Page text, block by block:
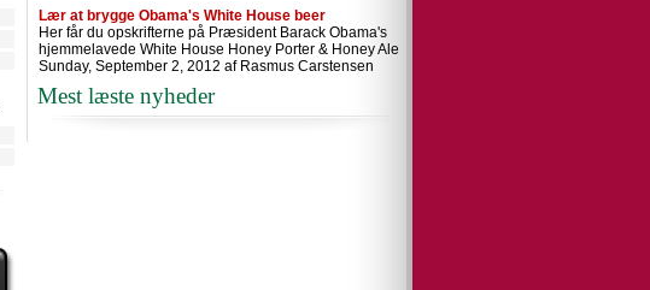
Lær at brygge Obama's White House beer
Her får du opskrifterne på Præsident Barack Obama's
hjemmelavede White House Honey Porter & Honey Ale
Sunday, September 2, 2012 af Rasmus Carstensen
Mest læste nyheder